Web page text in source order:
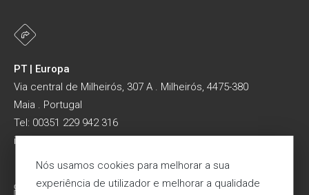
PT | Europa
Via central de Milheirós, 307 A . Milheirós, 4475-380
Maia . Portugal
Tel: 00351 229 942 316
info@maproductiongroup.com
Nós usamos cookies para melhorar a sua
experiência de utilizador e melhorar a qualidade